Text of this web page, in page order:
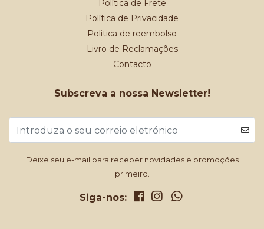
Política de Frete
Política de Privacidade
Politica de reembolso
Livro de Reclamações
Contacto
Subscreva a nossa Newsletter!
Deixe seu e-mail para receber novidades e promoções
primeiro.
Siga-nos: